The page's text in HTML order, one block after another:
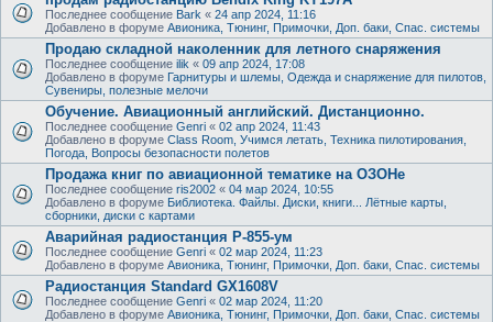
Последнее сообщение Bark « 24 апр 2024, 11:16
Добавлено в форуме Авионика, Тюнинг, Примочки, Доп. баки, Спас. системы
Продаю складной наколенник для летного снаряжения
Последнее сообщение ilik « 09 апр 2024, 17:08
Добавлено в форуме Гарнитуры и шлемы, Одежда и снаряжение для пилотов,
Сувениры, полезные мелочи
Обучение. Авиационный английский. Дистанционно.
Последнее сообщение Genri « 02 апр 2024, 11:43
Добавлено в форуме Class Room, Учимся летать, Техника пилотирования,
Погода, Вопросы безопасности полетов
Продажа книг по авиационной тематике на ОЗОНе
Последнее сообщение ris2002 « 04 мар 2024, 10:55
Добавлено в форуме Библиотека. Файлы. Диски, книги... Лётные карты,
сборники, диски с картами
Аварийная радиостанция Р-855-ум
Последнее сообщение Genri « 02 мар 2024, 11:23
Добавлено в форуме Авионика, Тюнинг, Примочки, Доп. баки, Спас. системы
Радиостанция Standard GX1608V
Последнее сообщение Genri « 02 мар 2024, 11:20
Добавлено в форуме Авионика, Тюнинг, Примочки, Доп. баки, Спас. системы